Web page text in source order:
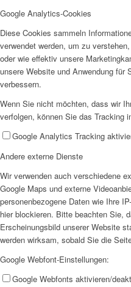
Offene Jugendarbeit
Kita
Unser Konzept
Google Analytics-Cookies
Diese Cookies sammeln
verwendet werden, um zu
oder wie effektiv unsere
unsere Website und Anwendung für
verbessern.
Wenn Sie nicht möchten, dass wir
verfolgen, können Sie das Tracking
Google Analytics Tracking
Andere externe Dienste
Wir verwenden auch verschiedene
Google Maps und externe
personenbezogene Daten wie Ihre
hier blockieren. Bitte beachten Sie,
Erscheinungsbild unserer Website
werden wirksam, sobald Sie die
Google Webfont-Einstellungen:
Google Webfonts aktivieren/